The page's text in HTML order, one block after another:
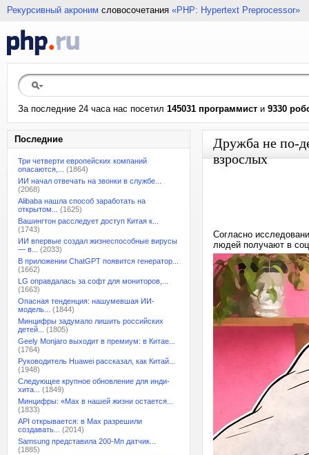
Рекурсивный акроним словосочетания «PHP: Hypertext Preprocessor»
За последние 24 часа нас посетил 145031 программист и 9330
Последние
Три четверти европейских компаний
опасаются,...
(1864)
ИИ начал отвечать на звонки в службе...
(2068)
Alibaba нашла способ заработать на
открытом...
(1625)
Вашингтон расследует доступ Китая к...
(1743)
ИИ впервые создал жизнеспособные вирусы
— в...
(2033)
В приложении ChatGPT появится генератор...
(1662)
LG оправдалась за софт для мониторов,...
(1663)
Опасная тенденция: нашумевшая ИИ-
модель...
(1844)
Минцифры задумало лишить российских
детей...
(1805)
Geely Monjaro выходит в премиум: в Китае...
(1764)
Руководитель Huawei рассказал, как Китай...
(1948)
Следующее крупное обновление для инди-
хита...
(1849)
Минцифры: «Max в нашей жизни остается...
(1833)
API открывается: в Max разрешили
создавать...
(2014)
Samsung представила 200-Мп датчик...
(1885)
Дружба не по-
взрослых
Согласно
людей получают в